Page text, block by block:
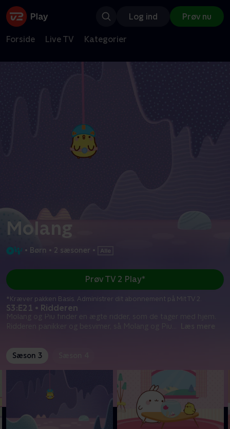
Log ind Prøv nu
Forside Live TV Kategorier
Molang
• Børn • 2 sæsoner •
S3:E21 • Ridderen
Molang og Piu finder en ægte ridder, som de tager med hjem.
Ridderen panikker og besvimer, så Molang og Piu
Prøv TV 2 Play*
*Kræver pakken Basis. Administrer dit abonnement på Mit TV 2.
Sæson 3